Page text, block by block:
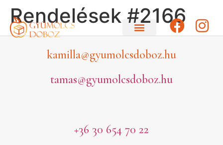
Rendelések #2166
kamilla@gyumolcsdoboz.hu
tamas@gyumolcsdoboz.hu
+36 30 654 70 22